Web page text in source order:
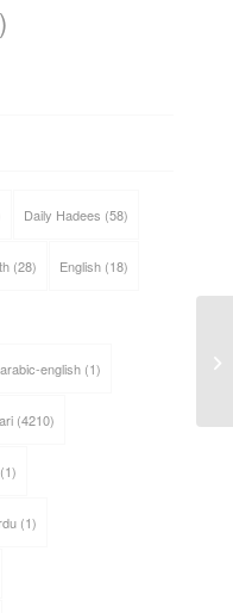
Daily Hadees (58)
(28) English(18)
english(1)
(4210)
(1)